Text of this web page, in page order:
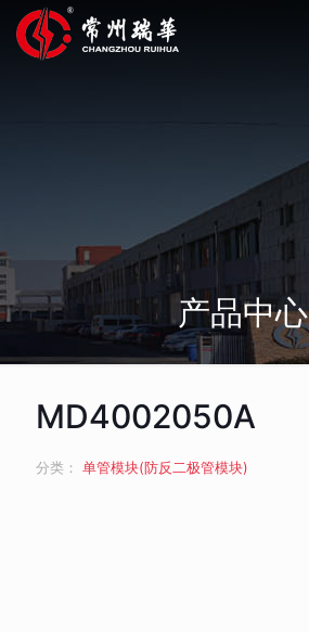
产品中心
MD4002050A
分类： 单管模块(防反二极管模块)